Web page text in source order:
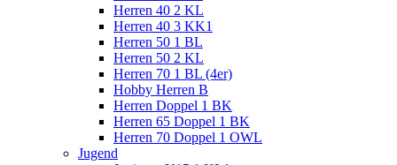
Herren 40 2 KL
Herren 40 3 KK1
Herren 50 1 BL
Herren 50 2 KL
Herren 70 1 BL (4er)
Hobby Herren B
Herren Doppel 1 BK
Herren 65 Doppel 1 BK
Herren 70 Doppel 1 OWL
Jugend